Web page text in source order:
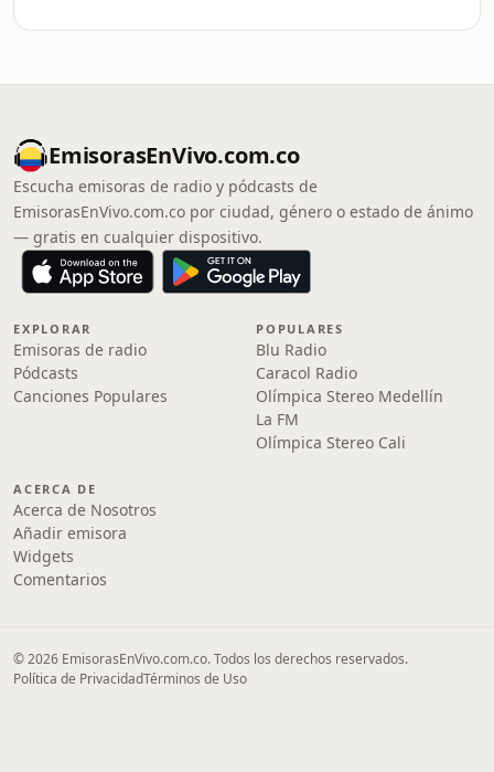
EmisorasEnVivo.com.co
Escucha emisoras de radio y pódcasts de
EmisorasEnVivo.com.co por ciudad, género o estado de ánimo
— gratis en cualquier dispositivo.
EXPLORAR
Emisoras de radio
Pódcasts
Canciones Populares
POPULARES
Blu Radio
Caracol Radio
Olímpica Stereo Medellín
La FM
Olímpica Stereo Cali
ACERCA DE
Acerca de Nosotros
Añadir emisora
Widgets
Comentarios
© 2026 EmisorasEnVivo.com.co. Todos los derechos reservados.
Política de PrivacidadTérminos de Uso